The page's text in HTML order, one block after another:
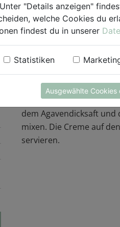
ebenfalls unterheben.
Den Teig in eine
für 45 - 55 Minuten
vollständig auskühlen
Für die Creme die
gemeinsam mit den
dem Agavendicksaft
mixen. Die Creme auf
servieren.
"Details anzeigen"
welche Cookies du
findest du in unserer
Statistiken
Ausgewählte Cookies